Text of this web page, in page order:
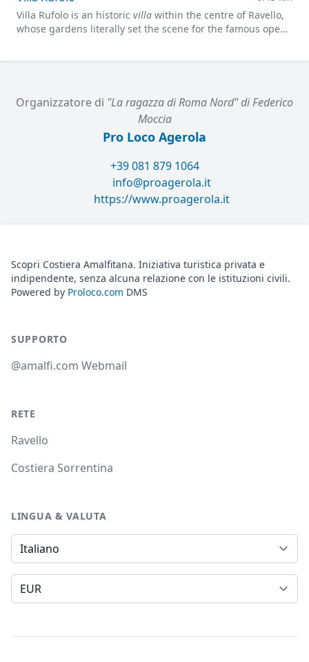
Villa Rufolo is an historic villa within the centre of Ravello,
whose gardens literally set the scene for the famous open-
Organizzatore di "La ragazza di Roma Nord" di Federico
Moccia
Pro Loco Agerola
+39 081 879 1064
info@proagerola.it
https://www.proagerola.it
Scopri Costiera Amalfitana. Iniziativa turistica privata e
indipendente, senza alcuna relazione con le istituzioni civili.
Powered by Proloco.com DMS
SUPPORTO
@amalfi.com Webmail
RETE
Ravello
Costiera Sorrentina
LINGUA & VALUTA
Lingua
Valuta